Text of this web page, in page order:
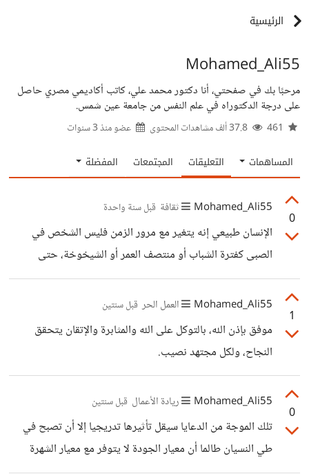
الرئيسية
Mohamed_Ali55
مرحبًا بك في صفحتي، أنا دكتور محمد علي، كاتب أكاديمي مصري حاصل
على درجة الدكتوراه في علم النفس من جامعة عين شمس.
عضو منذ3 سنوات
المساهمات التعليقات المجتمعات المفضلة
0
Mohamed_Ali55 ثقافة قبل سنة واحدة
الإنسان طبيعي إنه يتغير مع مرور الزمن فليس الشخص في
الصبى كفترة الشباب أو منتصف العمر أو الشيخوخة، حتى
المعادن تتغير في هيئتها وصورتها ولكن الأهم أن الجوهر ثابت
فالحديد حديد والنحاس نحاس والذهب ذهب مع مرور الزمن،
والإنسان كذلك فهو عنصر من عناصر الطبيعة أيضا. فإن تغيرت
خواصه تغير شخصه، وتبدل لشخص أو عنصر أخر سواء إلى
1
Mohamed_Ali55 العمل الحر قبل سنتين
موفق بإذن الله، بالتوكل على الله والمثابرة والإتقان يتحقق
النجاح، ولكل مجتهد نصيب.
0
Mohamed_Ali55 ريادة الأعمال قبل سنتين
تلك الموجة من الدعايا سيقل تأثيرها تدريجيا إلا أن تصبح في
طي النسيان طالما أن معيار الجودة لا يتوفر مع معيار الشهرة